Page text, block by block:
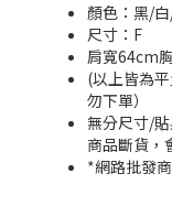
顏色：黑/
尺寸：F
肩寬64cm
(以上皆為
勿下單）
無分尺寸/
商品斷貨，
*網路批發